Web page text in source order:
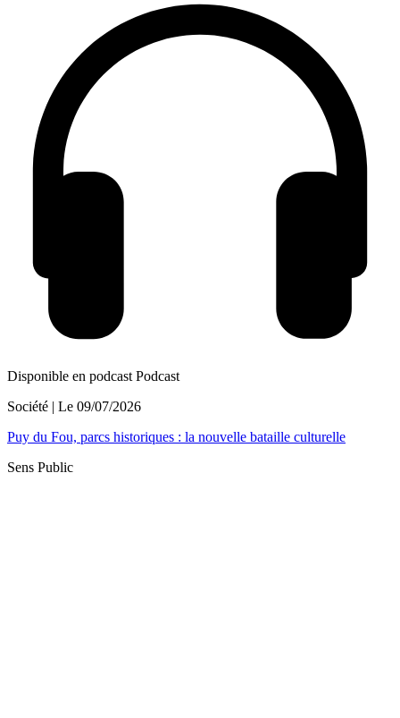
Disponible en podcast Podcast
Société | Le 09/07/2026
Puy du Fou, parcs historiques : la nouvelle bataille culturelle
Sens Public